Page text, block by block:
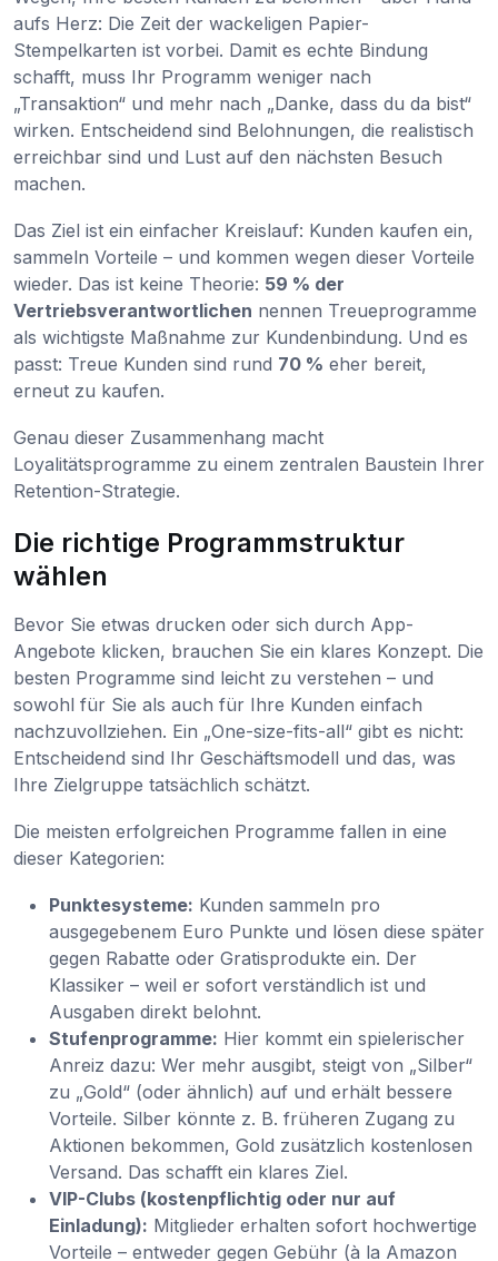
aufs Herz: Die Zeit der wackeligen Papier-
Stempelkarten ist vorbei. Damit es echte Bindung
schafft, muss Ihr Programm weniger nach
„Transaktion“ und mehr nach „Danke, dass du da bist“
wirken. Entscheidend sind Belohnungen, die realistisch
erreichbar sind und Lust auf den nächsten Besuch
machen.
Das Ziel ist ein einfacher Kreislauf: Kunden kaufen ein,
sammeln Vorteile – und kommen wegen dieser Vorteile
wieder. Das ist keine Theorie: 59 % der
Vertriebsverantwortlichen nennen Treueprogramme
als wichtigste Maßnahme zur Kundenbindung. Und es
passt: Treue Kunden sind rund 70 % eher bereit,
erneut zu kaufen.
Genau dieser Zusammenhang macht
Loyalitätsprogramme zu einem zentralen Baustein Ihrer
Retention-Strategie.
Die richtige Programmstruktur
wählen
Bevor Sie etwas drucken oder sich durch App-
Angebote klicken, brauchen Sie ein klares Konzept. Die
besten Programme sind leicht zu verstehen – und
sowohl für Sie als auch für Ihre Kunden einfach
nachzuvollziehen. Ein „One-size-fits-all“ gibt es nicht:
Entscheidend sind Ihr Geschäftsmodell und das, was
Ihre Zielgruppe tatsächlich schätzt.
Die meisten erfolgreichen Programme fallen in eine
dieser Kategorien:
Punktesysteme: Kunden sammeln pro
ausgegebenem Euro Punkte und lösen diese später
gegen Rabatte oder Gratisprodukte ein. Der
Klassiker – weil er sofort verständlich ist und
Ausgaben direkt belohnt.
Stufenprogramme: Hier kommt ein spielerischer
Anreiz dazu: Wer mehr ausgibt, steigt von „Silber“
zu „Gold“ (oder ähnlich) auf und erhält bessere
Vorteile. Silber könnte z. B. früheren Zugang zu
Aktionen bekommen, Gold zusätzlich kostenlosen
Versand. Das schafft ein klares Ziel.
VIP-Clubs (kostenpflichtig oder nur auf
Einladung): Mitglieder erhalten sofort hochwertige
Vorteile – entweder gegen Gebühr (à la Amazon